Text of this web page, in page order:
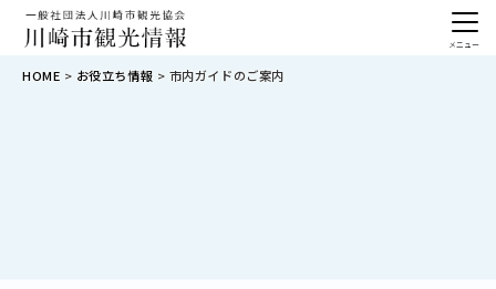
HOME お役立ち情報 市内ガイドのご案内
メニュー